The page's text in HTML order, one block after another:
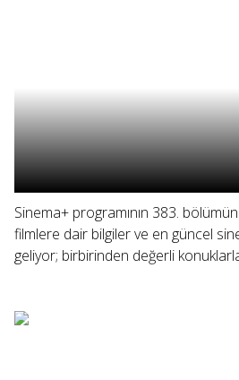
Sinema+ programının 383.
filmlere dair bilgiler ve en güncel
geliyor; birbirinden değerli